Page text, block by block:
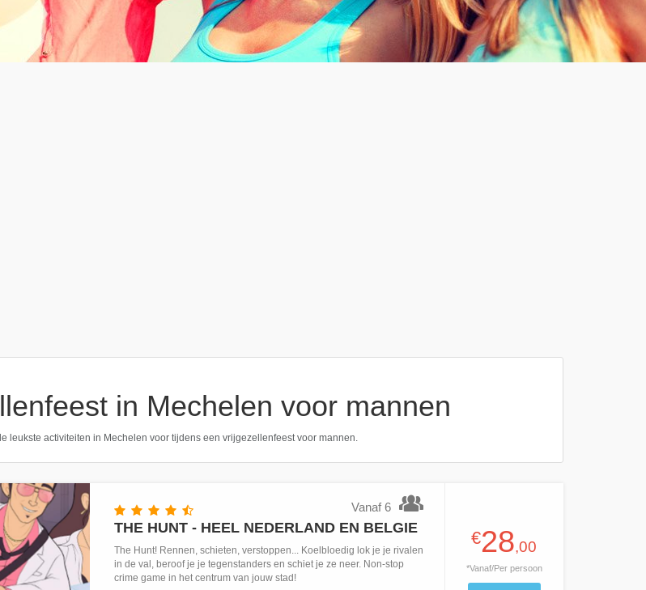
in Mechelen voor mannen
leukste activiteiten in Mechelen voor tijdens een vrijgezellenfeest voor mannen.
Vanaf 6
THE HUNT - HEEL NEDERLAND EN BELGIE
The Hunt! Rennen, schieten, verstoppen... Koelbloedig lok je je rivalen
in de val, beroof je je tegenstanders en schiet je ze neer. Non-stop
crime game in het centrum van jouw stad!
€28,00
*Vanaf/Per persoon